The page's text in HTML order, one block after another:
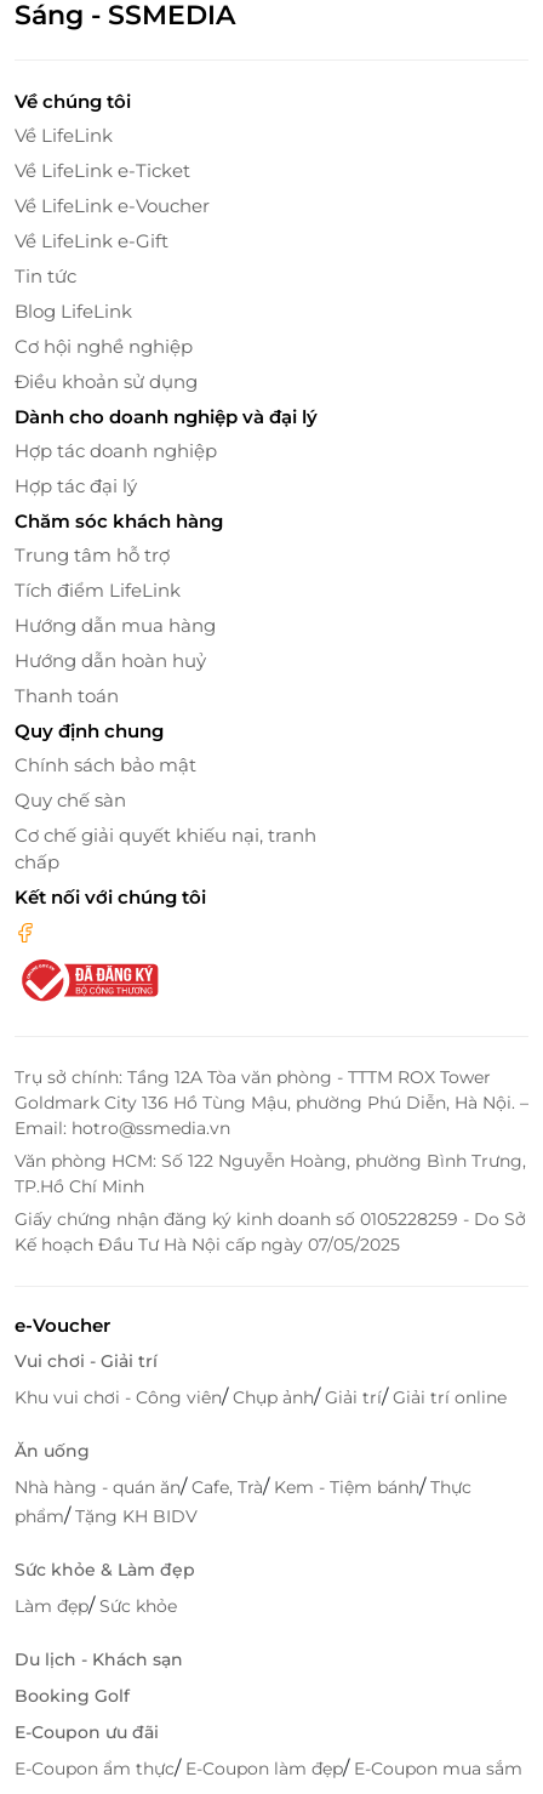
Điều kiện khác:
Một khách hàng được mua nhiều E-
Voucher/E-Coupon
E-Voucher/E-Coupon không có giá trị quy
đổi thành tiền mặt, không trả lại tiền thừa
Không áp dụng đồng thời với chương trình
Thiết kế biệt thự gây ấn tượng với
tính thanh lịch
cấp – vừa mang vẻ hiện đại, vừa tạo cảm giác ấm
cúng như chính tổ ấm của bạn. Không gian bên
trong được bố trí thông minh: một phòng ngủ với
giường đôi cực lớn
phòng còn lại vớihai giường đôi lớn
gia đình hoặc nhóm bạn.
Với sức chứa tối đa lên đến
Villa 2 Bedrooms là lựa chọn hoàn hảo để cả gia đình
vẫn giữ được sự riêng tư, thoải mái.
của nghỉ dưỡng
Đặt chân tớiCamia Resort & Spa, bạn sẽ ngay lập tức
Sáng - SSMEDIA
Về chúng tôi
Về LifeLink
Về LifeLink e-Ticket
Về LifeLink e-Voucher
Về LifeLink e-Gift
Tin tức
Blog LifeLink
Cơ hội nghề nghiệp
Điều khoản sử dụng
Dành cho doanh nghiệp và đại lý
Hợp tác doanh nghiệp
Hợp tác đại lý
Chăm sóc khách hàng
Trung tâm hỗ trợ
Tích điểm LifeLink
Hướng dẫn mua hàng
Hướng dẫn hoàn huỷ
Thanh toán
Quy định chung
Chính sách bảo mật
Quy chế sàn
Cơ chế giải quyết khiếu nại, tranh
chấp
Kết nối với chúng tôi
Trụ sở chính: Tầng 12A Tòa văn phòng - TTTM ROX Tower
Goldmark City 136 Hồ Tùng Mậu, phường Phú Diễn, Hà Nội. –
Email: hotro@ssmedia.vn
Văn phòng HCM: Số 122 Nguyễn Hoàng, phường Bình Trưng,
TP.Hồ Chí Minh
Giấy chứng nhận đăng ký kinh doanh số 0105228259 - Do Sở
Kế hoạch Đầu Tư Hà Nội cấp ngày 07/05/2025
e-Voucher
Vui chơi - Giải trí
Khu vui chơi - Công viên/Chụp ảnh/Giải trí/Giải trí online
Ăn uống
Nhà hàng - quán ăn/Cafe, Trà/ Kem - Tiệm bánh/Thực
phẩm/Tặng KH BIDV
Sức khỏe & Làm đẹp
Làm đẹp/Sức khỏe
Du lịch - Khách sạn
Booking Golf
E-Coupon ưu đãi
E-Coupon ẩm thực/ E-Coupon làm đẹp/ E-Coupon mua sắm